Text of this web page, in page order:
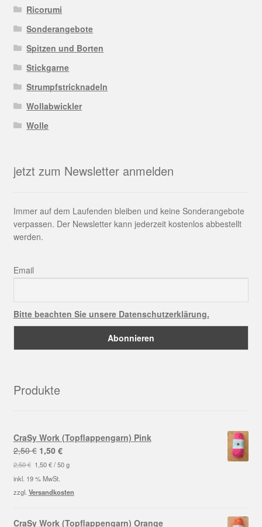
Ricorumi
Sonderangebote
Spitzen und Borten
Stickgarne
Strumpfstricknadeln
Wollabwickler
Wolle
jetzt zum Newsletter anmelden
Immer auf dem Laufenden bleiben und keine Sonderangebote
verpassen. Der Newsletter kann jederzeit kostenlos abbestellt
werden.
Email
Bitte beachten Sie unsere Datenschutzerklärung.
Produkte
CraSy Work (Topflappengarn) Pink
2,50€ Ursprünglicher
Preis
war:
2,50 €
1,50 €Aktueller
Preis
1,50 €.
2,50€ 1,50€/50 g
inkl. 19 % MwSt.
zzgl. Versandkosten
CraSy Work (Topflappengarn) Orange